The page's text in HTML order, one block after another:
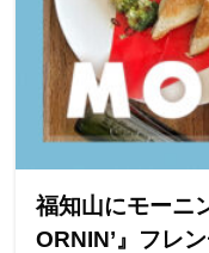
福知山にモーニ
ORNIN’』フレ